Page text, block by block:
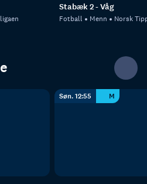
Stabæk 2 - Våg
Fotball Menn Norsk
Søn. 12:55 M